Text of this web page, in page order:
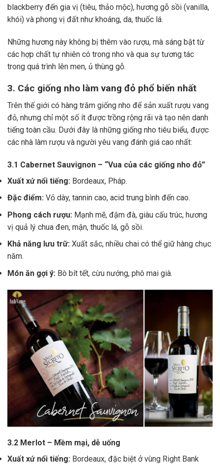
blackberry đến gia vị (tiêu, thảo mộc), hương gỗ sồi (vanilla,
khói) và phong vị đất như khoáng, da, thuốc lá.
Những hương này không bị thêm vào rượu, mà sáng bật từ
các hợp chất tự nhiên có trong nho và qua sự tương tác
trong quá trình lên men, ủ thùng gỗ.
3. Các giống nho làm vang đỏ phổ biến nhất
Trên thế giới có hàng trăm giống nho để sản xuất rượu vang
đỏ, nhưng chỉ một số ít được trồng rộng rãi và tạo nên danh
tiếng toàn cầu. Dưới đây là những giống nho tiêu biểu, được
các nhà làm rượu và người yêu vang đánh giá cao nhất:
3.1 Cabernet Sauvignon – “Vua của các giống nho đỏ”
Xuất xứ nổi tiếng: Bordeaux, Pháp.
Đặc điểm: Vỏ dày, tannin cao, acid trung bình đến cao.
Phong cách rượu: Mạnh mẽ, đậm đà, giàu cấu trúc, hương
vị quả lý chua đen, mận, thuốc lá, gỗ sồi.
Khả năng lưu trữ: Xuất sắc, nhiều chai có thể giữ hàng chục
năm.
Món ăn gợi ý: Bò bít tết, cừu nướng, phô mai già.
3.2 Merlot – Mềm mại, dễ uống
Xuất xứ nổi tiếng: Bordeaux, đặc biệt ở vùng Right Bank